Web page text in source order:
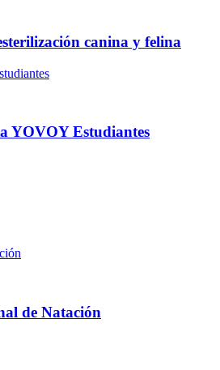
canina y felina
YOVOY Estudiantes
de Natación